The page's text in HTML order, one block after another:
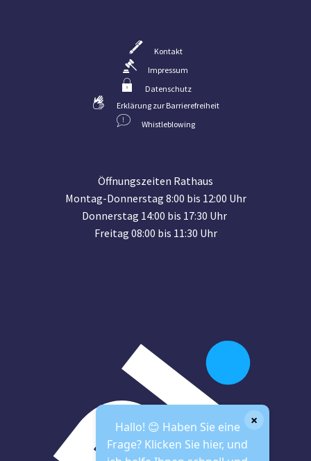
Kontakt
Impressum
Datenschutz
Erklärung zur Barrierefreiheit
Whistleblowing
Öffnungszeiten Rathaus
Montag-Donnerstag 8:00 bis 12:00 Uhr
Donnerstag 14:00 bis 17:30 Uhr
Freitag 08:00 bis 11:30 Uhr
Hallo! 😊 Haben Sie eine
Frage? Klicken Sie hier, und
×